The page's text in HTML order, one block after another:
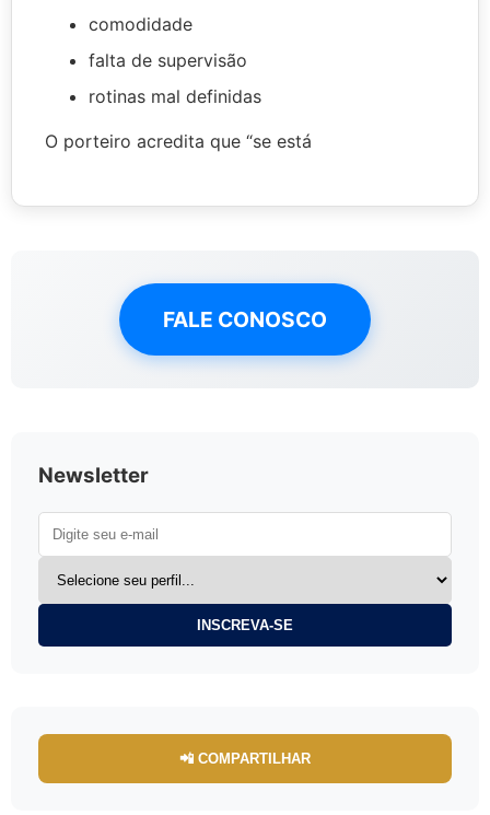
comodidade
falta de supervisão
rotinas mal definidas
O porteiro acredita que “se está
FALE CONOSCO
Newsletter
INSCREVA-SE
📲 COMPARTILHAR